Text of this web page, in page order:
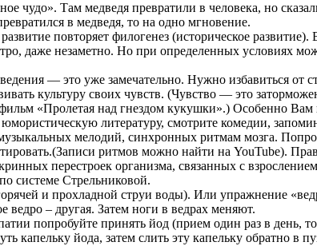
чудо». Там медведя превратили в человека, но
в медведя, то на одно мгновение.
повторяет филогенез (историческое
даже незаметно. Но при определенных условиях
— это уже замечательно. Нужно избавиться от
культуру своих чувств. (Чувство — это
«Пролетая над гнездом кукушки».) Особенно
литературу, смотрите комедии,
мелодий, синхронных ритмам мозга.
ритмов можно найти на YouTube).
перестроек организма, связанных с
системе Стрельниковой.
и прохладной струи воды). Или упражнение
ведро – другая. Затем ноги в ведрах меняют.
попробуйте принять йод (прием один раз в день,
капельку йода, затем слить эту капельку обратно